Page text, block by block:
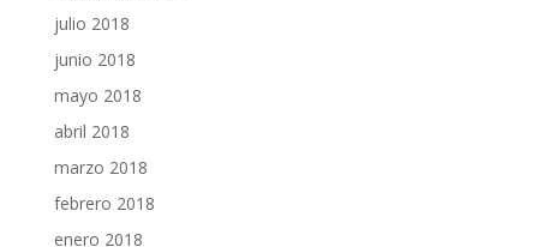
julio 2018
junio 2018
mayo 2018
abril 2018
marzo 2018
febrero 2018
enero 2018